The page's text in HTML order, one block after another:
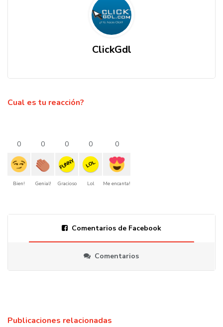
ClickGdl
Cual es tu reacción?
0
Bien!
0
Genial!
0
FUNNY
Gracioso
0
LOL
Lol
0
Me encanta!
Comentarios de Facebook
Comentarios
Publicaciones relacionadas